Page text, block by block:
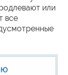
или
все